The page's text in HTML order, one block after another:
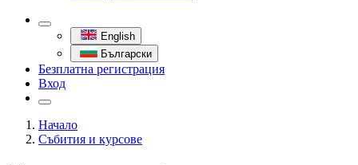
English
Български
Безплатна регистрация
Вход
Начало
Събития и курсове